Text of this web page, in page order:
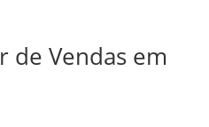
de Vendas em